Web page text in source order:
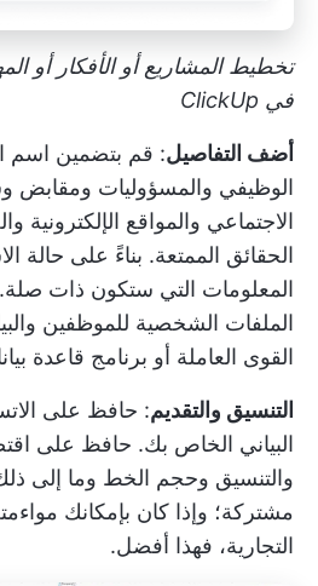
تخطيط المشاريع أو الأفكار أو
في ClickUp
أضف التفاصيل: قم بتضمين اسم
الوظيفي والمسؤوليات ومقابض
الاجتماعي والمواقع الإلكترونية
الحقائق الممتعة. بناءً على حالة
المعلومات التي ستكون ذات
الملفات الشخصية للموظفين
القوى العاملة أو برنامج قاعدة
التنسيق والتقديم: حافظ على
البياني الخاص بك. حافظ على
والتنسيق وحجم الخط وما إلى
مشتركة؛ وإذا كان بإمكانك
التجارية، فهذا أفضل.